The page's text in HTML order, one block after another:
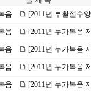
음 [2011년 부활절수
음 [2011년 누가복음
음 [2011년 누가복음
음 [2011년 누가복음
음 [2011년 누가복음